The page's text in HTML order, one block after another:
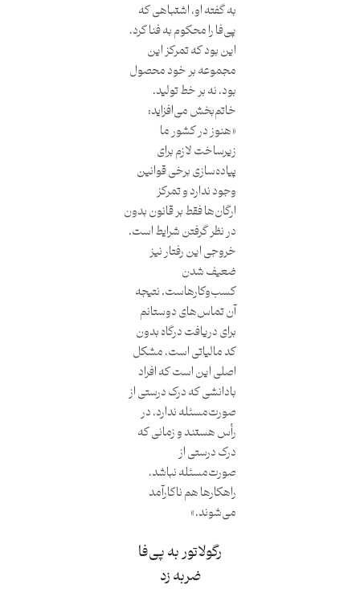
به گفته او، اشتباهی که
پی‌فا را محکوم‌ به فنا کرد،
این بود که تمرکز این
مجموعه بر خود محصول
بود، نه بر خط تولید.
خاتم‌بخش می‌افزاید:
«هنوز در کشور ما
زیرساخت لازم برای
پیاده‌سازی برخی قوانین
وجود ندارد و تمرکز
ارگان‌ها فقط بر قانون بدون
در نظر گرفتن شرایط است.
خروجی این رفتار نیز
ضعیف‌ شدن
کسب‌وکارهاست. نتیجه
آن تماس‌های دوستانم
برای دریافت درگاه بدون
کد مالیاتی است، مشکل
اصلی این است که افراد
بادانشی که درک درستی از
صورت‌مسئله ندارد، در
رأس‌ هستند و زمانی که
درک درستی از
صورت‌مسئله نباشد،
راهکارها هم ناکارآمد
می‌شوند.»
رگولاتور به پی‌فا
ضربه زد